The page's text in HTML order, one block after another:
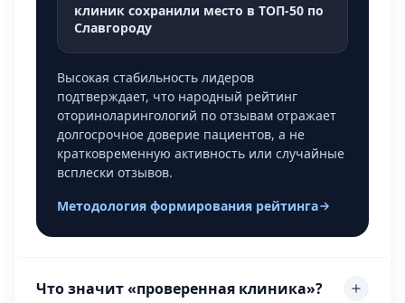
клиник сохранили место в ТОП-50 по
Славгороду
Высокая стабильность лидеров
подтверждает, что народный рейтинг
оториноларингологий по отзывам отражает
долгосрочное доверие пациентов, а не
кратковременную активность или случайные
всплески отзывов.
Методология формирования рейтинга
Что значит «проверенная клиника»?